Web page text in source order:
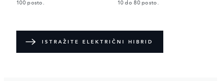
100 posto.
10 do 80 posto.
ISTRAŽITE ELEKTRIČNI HIBRID